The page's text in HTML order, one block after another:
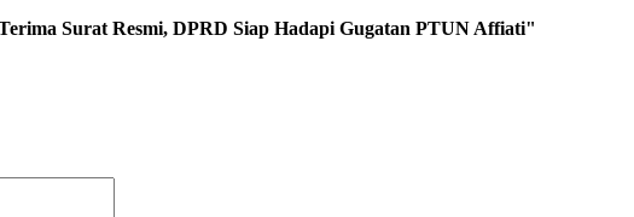
Surat Resmi, DPRD Siap Hadapi Gugatan PTUN Affiati"